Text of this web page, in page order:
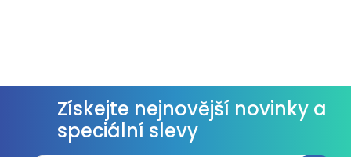
Získejte nejnovější novinky a
speciální slevy